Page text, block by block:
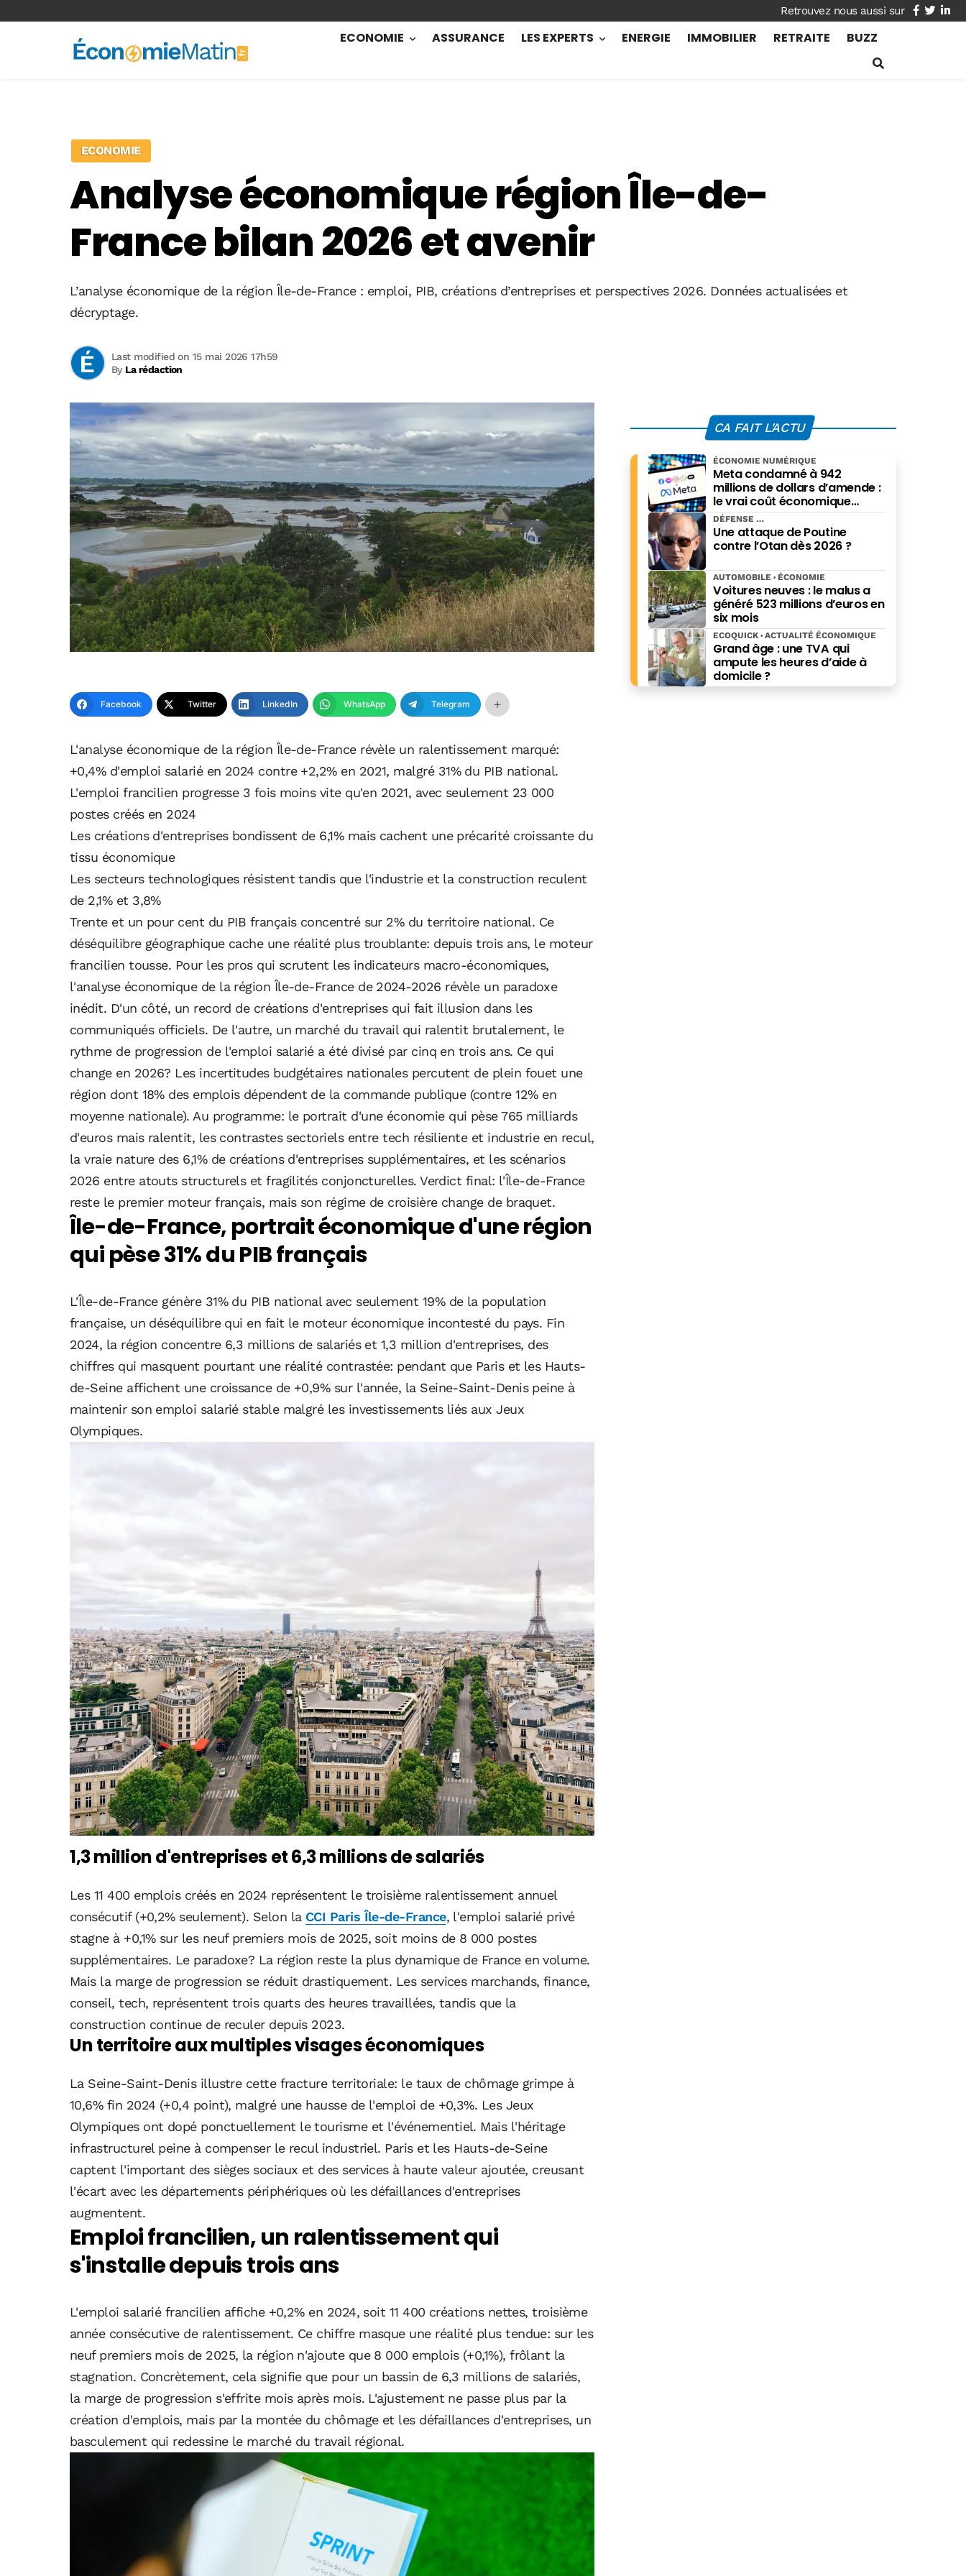
facebook
twitter
ECONOMIE ASSURANCE LES EXPERTS ENERGIE IMMOBILIER RETRAITE BUZZ
ECONOMIE
Analyse économique région Île-de-
France bilan 2026 et avenir
L’analyse économique de la région Île-de-France : emploi, PIB, créations d’entreprises et perspectives 2026. Données actualisées et
décryptage.
By La rédaction
Last modified on 15 mai 2026 17h59
Facebook Twitter LinkedIn WhatsApp Telegram
L'analyse économique de la région Île-de-France révèle un ralentissement marqué:
+0,4% d'emploi salarié en 2024 contre +2,2% en 2021, malgré 31% du PIB national.
L'emploi francilien progresse 3 fois moins vite qu'en 2021, avec seulement 23 000
postes créés en 2024
Les créations d'entreprises bondissent de 6,1% mais cachent une précarité croissante du
tissu économique
Les secteurs technologiques résistent tandis que l'industrie et la construction reculent
de 2,1% et 3,8%
Trente et un pour cent du PIB français concentré sur 2% du territoire national. Ce
déséquilibre géographique cache une réalité plus troublante: depuis trois ans, le moteur
francilien tousse. Pour les pros qui scrutent les indicateurs macro-économiques,
l'analyse économique de la région Île-de-France de 2024-2026 révèle un paradoxe
inédit. D'un côté, un record de créations d'entreprises qui fait illusion dans les
communiqués officiels. De l'autre, un marché du travail qui ralentit brutalement, le
rythme de progression de l'emploi salarié a été divisé par cinq en trois ans. Ce qui
change en 2026? Les incertitudes budgétaires nationales percutent de plein fouet une
région dont 18% des emplois dépendent de la commande publique (contre 12% en
moyenne nationale). Au programme: le portrait d'une économie qui pèse 765 milliards
d'euros mais ralentit, les contrastes sectoriels entre tech résiliente et industrie en recul,
la vraie nature des 6,1% de créations d'entreprises supplémentaires, et les scénarios
2026 entre atouts structurels et fragilités conjoncturelles. Verdict final: l'Île-de-France
reste le premier moteur français, mais son régime de croisière change de braquet.
Île-de-France, portrait économique d'une région
qui pèse 31% du PIB français
L'Île-de-France génère 31% du PIB national avec seulement 19% de la population
française, un déséquilibre qui en fait le moteur économique incontesté du pays. Fin
2024, la région concentre 6,3 millions de salariés et 1,3 million d'entreprises, des
chiffres qui masquent pourtant une réalité contrastée: pendant que Paris et les Hauts-
de-Seine affichent une croissance de +0,9% sur l'année, la Seine-Saint-Denis peine à
maintenir son emploi salarié stable malgré les investissements liés aux Jeux
Olympiques.
1,3 million d'entreprises et 6,3 millions de salariés
Les 11 400 emplois créés en 2024 représentent le troisième ralentissement annuel
consécutif (+0,2% seulement). Selon la CCI Paris Île-de-France, l'emploi salarié privé
stagne à +0,1% sur les neuf premiers mois de 2025, soit moins de 8 000 postes
supplémentaires. Le paradoxe? La région reste la plus dynamique de France en volume.
Mais la marge de progression se réduit drastiquement. Les services marchands, finance,
conseil, tech, représentent trois quarts des heures travaillées, tandis que la
construction continue de reculer depuis 2023.
Un territoire aux multiples visages économiques
La Seine-Saint-Denis illustre cette fracture territoriale: le taux de chômage grimpe à
10,6% fin 2024 (+0,4 point), malgré une hausse de l'emploi de +0,3%. Les Jeux
Olympiques ont dopé ponctuellement le tourisme et l'événementiel. Mais l'héritage
infrastructurel peine à compenser le recul industriel. Paris et les Hauts-de-Seine
captent l'important des sièges sociaux et des services à haute valeur ajoutée, creusant
l'écart avec les départements périphériques où les défaillances d'entreprises
augmentent.
Emploi francilien, un ralentissement qui
s'installe depuis trois ans
L'emploi salarié francilien affiche +0,2% en 2024, soit 11 400 créations nettes, troisième
année consécutive de ralentissement. Ce chiffre masque une réalité plus tendue: sur les
neuf premiers mois de 2025, la région n'ajoute que 8 000 emplois (+0,1%), frôlant la
stagnation. Concrètement, cela signifie que pour un bassin de 6,3 millions de salariés,
la marge de progression s'effrite mois après mois. L'ajustement ne passe plus par la
création d'emplois, mais par la montée du chômage et les défaillances d'entreprises, un
basculement qui redessine le marché du travail régional.
CA FAIT L'ACTU
Meta condamné à 942
millions de dollars d’amende :
le vrai coût économique
imposé par le Nouveau-
Mexique
ÉCONOMIE NUMÉRIQUE
Une attaque de Poutine
contre l’Otan dès 2026 ?
DÉFENSE
Voitures neuves : le malus a
généré 523 millions d’euros en
six mois
AUTOMOBILE ÉCONOMIE
Grand âge : une TVA qui
ampute les heures d’aide à
domicile ?
ECOQUICK ACTUALITÉ ÉCONOMIQUE